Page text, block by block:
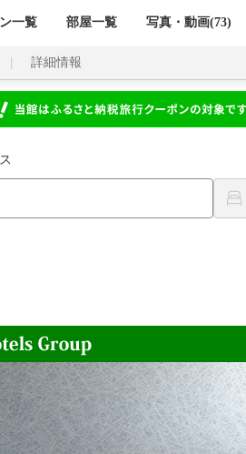
一覧 部屋一覧 写真・動画(73)
詳細情報